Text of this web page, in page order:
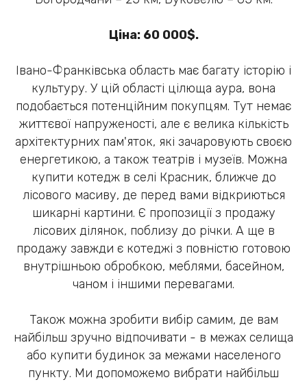
Ціна: 60 000$.
Івано-Франківська область має багату історію і
культуру. У цій області цілюща аура, вона
подобається потенційним покупцям. Тут немає
життєвої напруженості, але є велика кількість
архітектурних пам'яток, які зачаровують своєю
енергетикою, а також театрів і музеїв. Можна
купити котедж в селі Красник, ближче до
лісового масиву, де перед вами відкриються
шикарні картини. Є пропозиції з продажу
лісових ділянок, поблизу до річки. А ще в
продажу завжди є котеджі з повністю готовою
внутрішньою обробкою, меблями, басейном,
чаном і іншими перевагами.
Також можна зробити вибір самим, де вам
найбільш зручно відпочивати - в межах селища
або купити будинок за межами населеного
пункту. Ми допоможемо вибрати найбільш